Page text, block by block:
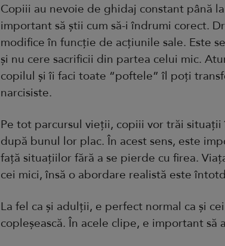
Copiii au nevoie de ghidaj constant până
important să știi cum să-i îndrumi corect.
modifice în funcție de acțiunile sale. Este
și nu cere sacrificii din partea celui mic.
copilul și îi faci toate “poftele” îl poți
narcisiste.
Pe tot parcursul vieții, copiii vor trăi
după bunul lor plac. În acest sens, este
față situațiilor fără a se pierde cu firea.
cei mici, însă o abordare realistă este
La fel ca și adulții, e perfect normal ca și
copleșească. În acele clipe, e important să